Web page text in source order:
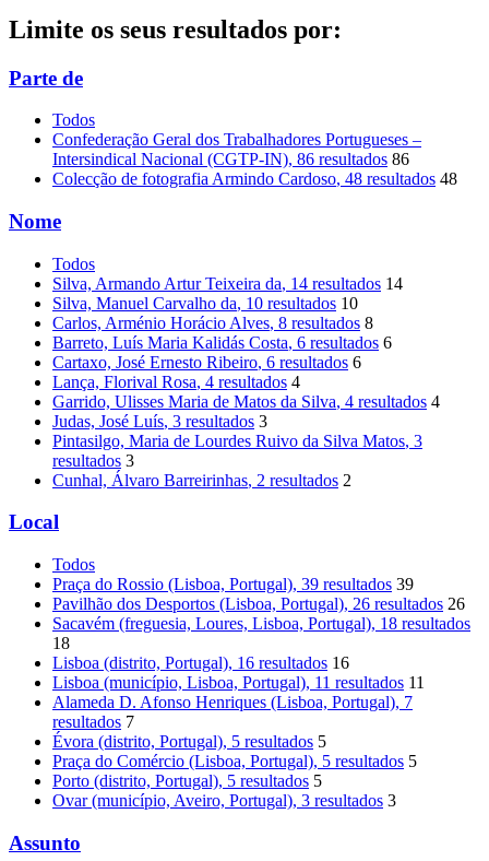
Limite os seus resultados por:
Parte de
Todos
Confederação Geral dos Trabalhadores Portugueses –
Intersindical Nacional (CGTP-IN), 86 resultados 86
Colecção de fotografia Armindo Cardoso, 48 resultados 48
Nome
Todos
Silva, Armando Artur Teixeira da, 14 resultados 14
Silva, Manuel Carvalho da, 10 resultados 10
Carlos, Arménio Horácio Alves, 8 resultados 8
Barreto, Luís Maria Kalidás Costa, 6 resultados 6
Cartaxo, José Ernesto Ribeiro, 6 resultados 6
Lança, Florival Rosa, 4 resultados 4
Garrido, Ulisses Maria de Matos da Silva, 4 resultados 4
Judas, José Luís, 3 resultados 3
Pintasilgo, Maria de Lourdes Ruivo da Silva Matos, 3
resultados 3
Cunhal, Álvaro Barreirinhas, 2 resultados 2
Local
Todos
Praça do Rossio (Lisboa, Portugal), 39 resultados 39
Pavilhão dos Desportos (Lisboa, Portugal), 26 resultados 26
Sacavém (freguesia, Loures, Lisboa, Portugal), 18 resultados
18
Lisboa (distrito, Portugal), 16 resultados 16
Lisboa (município, Lisboa, Portugal), 11 resultados 11
Alameda D. Afonso Henriques (Lisboa, Portugal), 7
resultados 7
Évora (distrito, Portugal), 5 resultados 5
Praça do Comércio (Lisboa, Portugal), 5 resultados 5
Porto (distrito, Portugal), 5 resultados 5
Ovar (município, Aveiro, Portugal), 3 resultados 3
Assunto